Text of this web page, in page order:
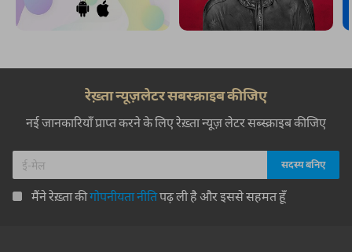
रेख़्ता न्यूज़लेटर सबस्क्राइब कीजिए
नई जानकारियाँ प्राप्त करने के लिए रेख़्ता न्यूज़ लेटर सब्स्क्राइब कीजिए
मैंने रेख़्ता कीगोपनीयता नीतिपढ़ ली है और इससे सहमत हूँ